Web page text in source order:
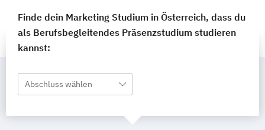
Finde dein Marketing Studium in Österreich, dass du
als Berufsbegleitendes Präsenzstudium studieren
kannst:
Abschluss wählen